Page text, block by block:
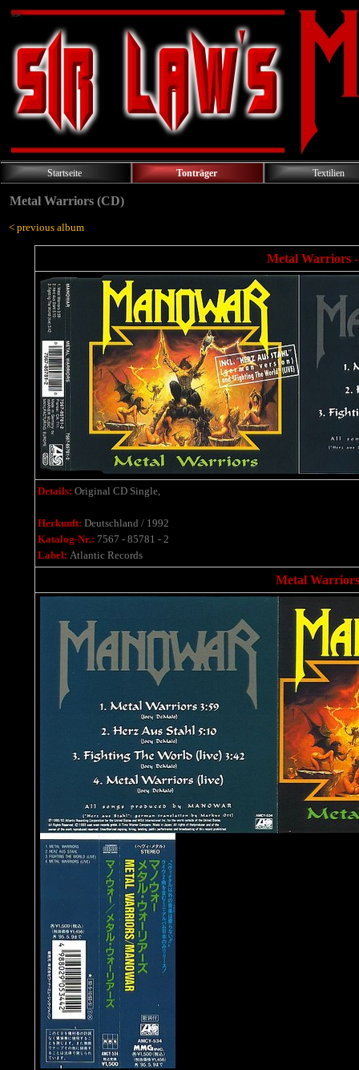
Startseite Tonträger Textilien
Metal Warriors (CD)
< previous album
Metal Warriors
Details: Original CD Single,
Herkunft: Deutschland / 1992
Katalog-Nr.: 7567 - 85781 - 2
Label: Atlantic Records
Metal